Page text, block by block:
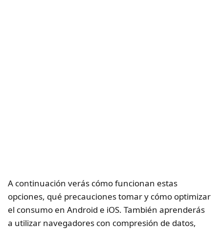
A continuación verás cómo funcionan estas
opciones, qué precauciones tomar y cómo optimizar
el consumo en Android e iOS. También aprenderás
a utilizar navegadores con compresión de datos,